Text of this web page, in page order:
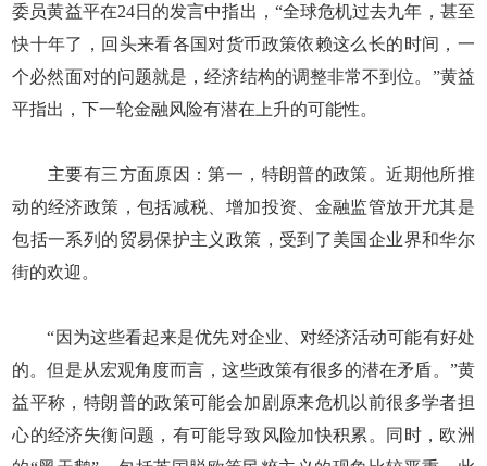
委员黄益平在24日的发言中指出，“全球危机过去九年，甚至
快十年了，回头来看各国对货币政策依赖这么长的时间，一
个必然面对的问题就是，经济结构的调整非常不到位。”黄益
平指出，下一轮金融风险有潜在上升的可能性。
主要有三方面原因：第一，特朗普的政策。近期他所推
动的经济政策，包括减税、增加投资、金融监管放开尤其是
包括一系列的贸易保护主义政策，受到了美国企业界和华尔
街的欢迎。
“因为这些看起来是优先对企业、对经济活动可能有好处
的。但是从宏观角度而言，这些政策有很多的潜在矛盾。”黄
益平称，特朗普的政策可能会加剧原来危机以前很多学者担
心的经济失衡问题，有可能导致风险加快积累。同时，欧洲